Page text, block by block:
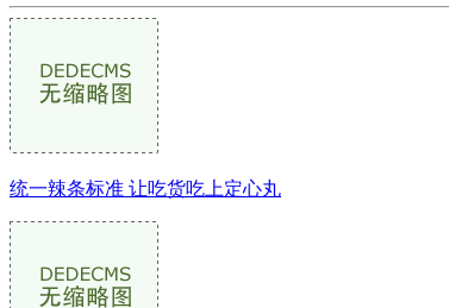
统一辣条标准 让吃货吃上定心丸